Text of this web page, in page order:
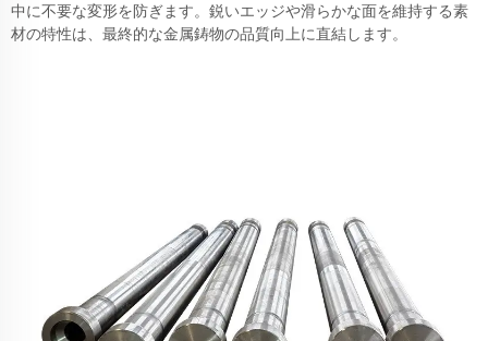
中に不要な変形を防ぎます。鋭いエッジや滑らかな面を維持する素
材の特性は、最終的な金属鋳物の品質向上に直結します。